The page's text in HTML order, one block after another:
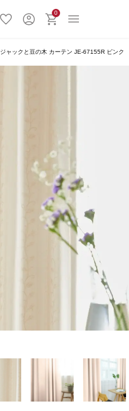
0
ジャックと豆の木 カーテン JE-67155R ピンク